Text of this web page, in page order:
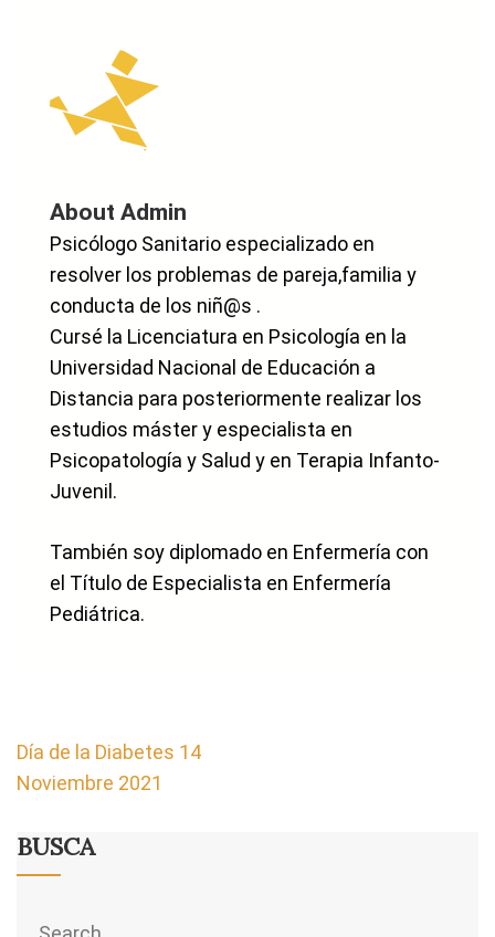
About Admin
Psicólogo Sanitario especializado en
resolver los problemas de pareja,familia y
conducta de los niñ@s .
Cursé la Licenciatura en Psicología en la
Universidad Nacional de Educación a
Distancia para posteriormente realizar los
estudios máster y especialista en
Psicopatología y Salud y en Terapia Infanto-
Juvenil.
También soy diplomado en Enfermería con
el Título de Especialista en Enfermería
Pediátrica.
Navegación
de
Día de la Diabetes 14
Noviembre 2021
BUSCA